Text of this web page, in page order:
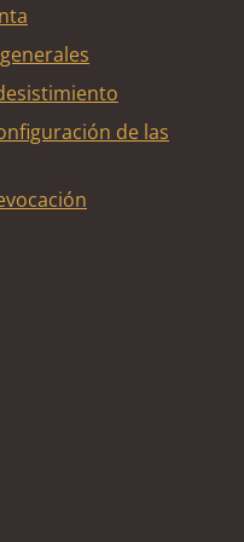
de las